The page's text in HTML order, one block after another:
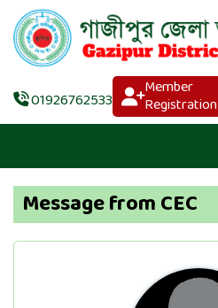
01926762533 Member
Registration
Message from CEC